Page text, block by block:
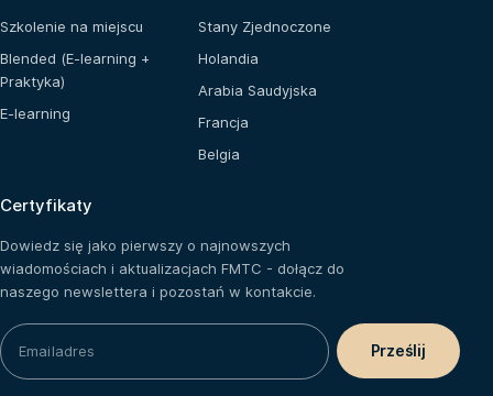
Szkolenie na miejscu
Blended (E-learning +
Praktyka)
E-learning
Stany Zjednoczone
Holandia
Arabia Saudyjska
Francja
Belgia
Certyfikaty
Dowiedz się jako pierwszy o najnowszych
wiadomościach i aktualizacjach FMTC - dołącz do
naszego newslettera i pozostań w kontakcie.